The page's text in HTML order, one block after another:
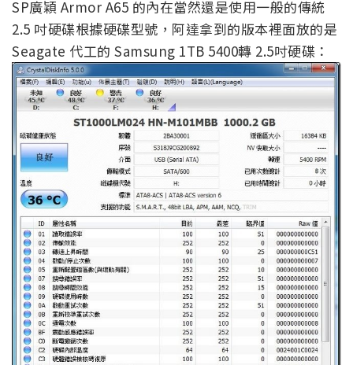
SP廣穎 Armor A65 的內在當然還是使用一般的傳統
2.5 吋硬碟根據硬碟型號，阿達拿到的版本裡面放的是
Seagate 代工的 Samsung 1TB 5400轉 2.5吋硬碟：